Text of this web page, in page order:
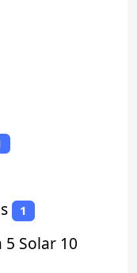
1
5 Solar 10